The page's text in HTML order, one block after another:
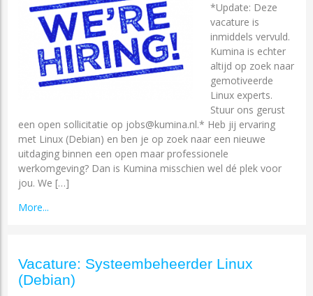
*Update: Deze
vacature is
inmiddels vervuld.
Kumina is echter
altijd op zoek naar
gemotiveerde
Linux experts.
Stuur ons gerust
een open sollicitatie op jobs@kumina.nl.* Heb jij ervaring
met Linux (Debian) en ben je op zoek naar een nieuwe
uitdaging binnen een open maar professionele
werkomgeving? Dan is Kumina misschien wel dé plek voor
jou. We […]
More...
Vacature: Systeembeheerder Linux
(Debian)